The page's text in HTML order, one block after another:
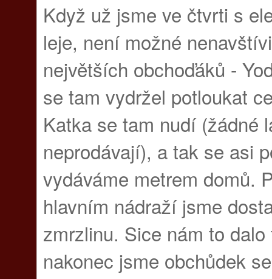
Když už jsme ve čtvrti s
leje, není možné
největších obchoďáků -
se tam vydržel potloukat
Katka se tam nudí (žádné
neprodávají), a tak se asi
vydáváme metrem domů.
hlavním nádraží jsme
zmrzlinu. Sice nám to
nakonec jsme obchůdek